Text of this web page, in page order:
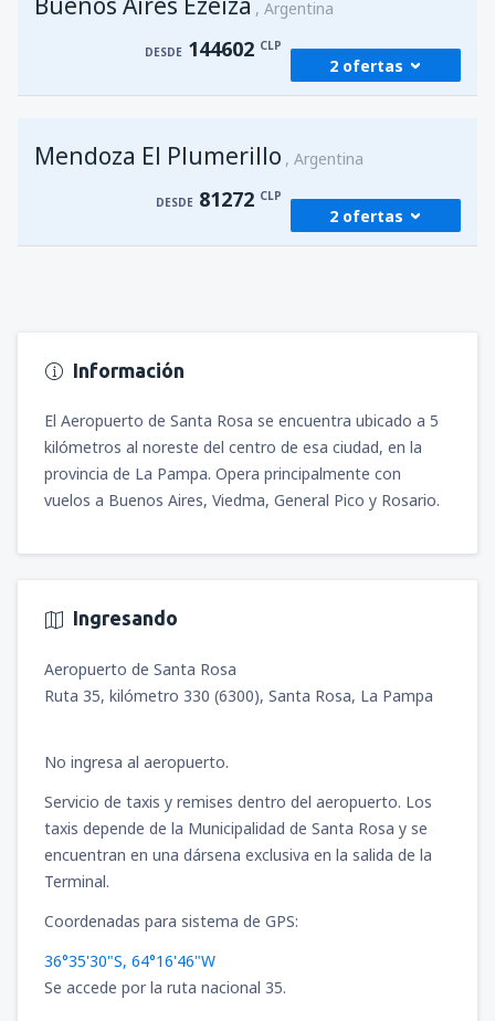
desdeSantiago de Chile, Arturo Merino
Santiago de Chile, Arturo Merino
DESDE 147768CLP
Argentina
DESDE 144602 CLP
2 ofertas
Benitez (SCL)
desdeSantiago de Chile, Arturo Merino
Mendoza El Plumerillo Argentina
DESDE 81272 CLP
2 ofertas
Benitez
(SCL)
DESDE 84439CLP
Información
El Aeropuerto de Santa Rosa se encuentra ubicado a 5
kilómetros al noreste del centro de esa ciudad, en la
provincia de La Pampa. Opera principalmente con
vuelos a Buenos Aires, Viedma, General Pico y Rosario.
Ingresando
Aeropuerto de Santa Rosa
Ruta 35, kilómetro 330 (6300), Santa Rosa, La Pampa
No ingresa al aeropuerto.
Servicio de taxis y remises dentro del aeropuerto. Los
taxis depende de la Municipalidad de Santa Rosa y se
encuentran en una dársena exclusiva en la salida de la
Terminal.
Coordenadas para sistema de GPS:
36°35'30"S, 64°16'46"W
Se accede por la ruta nacional 35.